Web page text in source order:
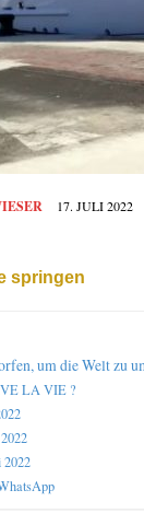
17. JULI 2022
springen
um die Welt zu
LA VIE ?
2022